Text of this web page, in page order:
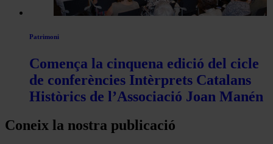
Patrimoni
Comença la cinquena edició del cicle
de conferències Intèrprets Catalans
Històrics de l’Associació Joan Manén
Coneix la nostra publicació